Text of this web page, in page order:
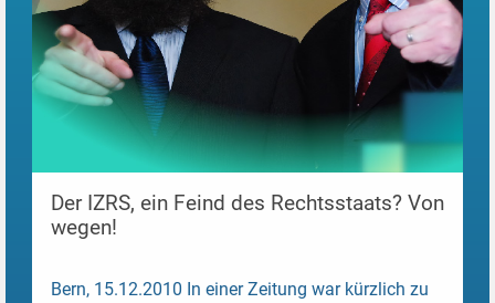
Der IZRS, ein Feind des Rechtsstaats? Von
wegen!
Bern, 15.12.2010 In einer Zeitung war kürzlich zu